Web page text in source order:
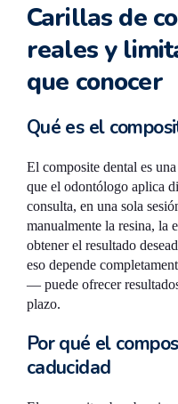
Carillas de
reales y
que conocer
Qué es el
El composite dental es
que el odontólogo aplica
consulta, en una sola
manualmente la resina, la
obtener el resultado
eso depende
— puede ofrecer
plazo.
Por qué el
caducidad